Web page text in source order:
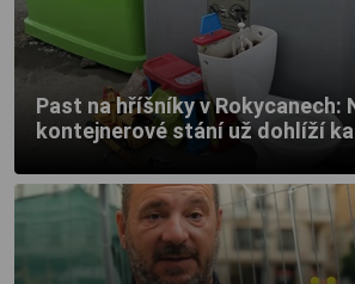
Past na hříšníky v Rokycanech:
kontejnerové stání už dohlíží